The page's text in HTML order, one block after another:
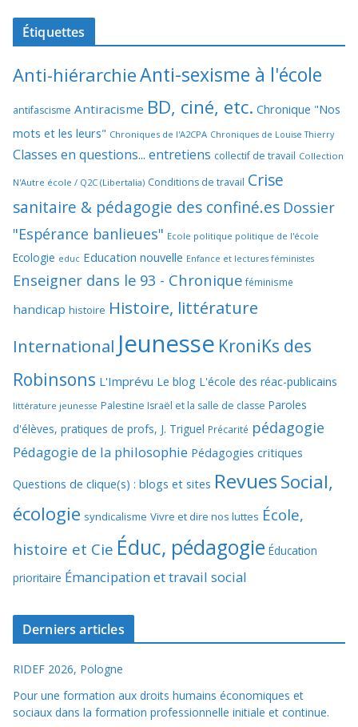
Étiquettes
Anti-hiérarchieAnti-sexisme à l'école
antifascisme Antiracisme BD, ciné, etc. Chronique "Nos
mots et les leurs" Chroniques de l'A2CPA Chroniques de Louise Thierry
Classes en questions... entretiens collectif de travail Collection
N'Autre école / Q2C (Libertalia) Conditions de travail Crise
sanitaire & pédagogie des confiné.es Dossier
"Espérance banlieues" Ecole politique politique de l'école
Ecologie educ Education nouvelle Enfance et lectures féministes
Enseigner dans le 93 - Chronique féminisme
handicap histoire Histoire, littérature
International Jeunesse KroniKs des
Robinsons L'Imprévu Le blog L'école des réac-publicains
littérature jeunesse Palestine Israël et la salle de classe Paroles
d'élèves, pratiques de profs, J. Triguel Précarité pédagogie
Pédagogie de la philosophie Pédagogies critiques
Questions de clique(s) : blogs et sites RevuesSocial,
écologie syndicalisme Vivre et dire nos luttes École,
histoire et Cie Éduc, pédagogie Éducation
prioritaire Émancipation et travail social
Derniers articles
RIDEF 2026, Pologne
Pour une formation aux droits humains économiques et
sociaux dans la formation professionnelle initiale et continue.